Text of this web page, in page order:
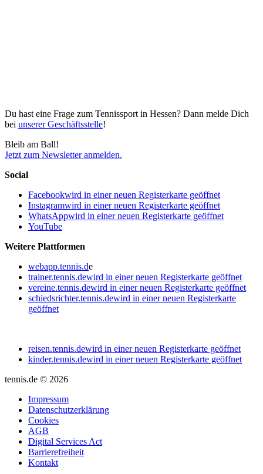
Du hast eine Frage zum Tennissport in Hessen? Dann melde Dich
bei unserer Geschäftsstelle!
Bleib am Ball!
Jetzt zum Newsletter anmelden.
Social
Facebookwird in einer neuen Registerkarte geöffnet
Instagramwird in einer neuen Registerkarte geöffnet
WhatsAppwird in einer neuen Registerkarte geöffnet
YouTube
Weitere Plattformen
webapp.tennis.de
trainer.tennis.dewird in einer neuen Registerkarte geöffnet
vereine.tennis.dewird in einer neuen Registerkarte geöffnet
schiedsrichter.tennis.dewird in einer neuen Registerkarte
geöffnet
reisen.tennis.dewird in einer neuen Registerkarte geöffnet
kinder.tennis.dewird in einer neuen Registerkarte geöffnet
tennis.de © 2026
Impressum
Datenschutzerklärung
Cookies
AGB
Digital Services Act
Barrierefreiheit
Kontakt